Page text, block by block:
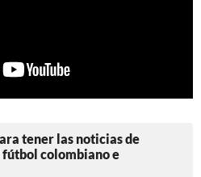
tener las noticias de
fútbol colombiano e